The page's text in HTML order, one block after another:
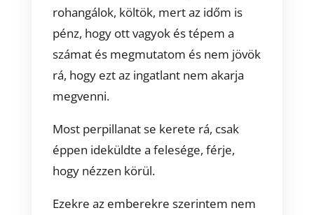
rohangálok, költök, mert az időm is
pénz, hogy ott vagyok és tépem a
számat és megmutatom és nem jövök
rá, hogy ezt az ingatlant nem akarja
megvenni.
Most perpillanat se kerete rá, csak
éppen ideküldte a felesége, férje,
hogy nézzen körül.
Ezekre az emberekre szerintem nem